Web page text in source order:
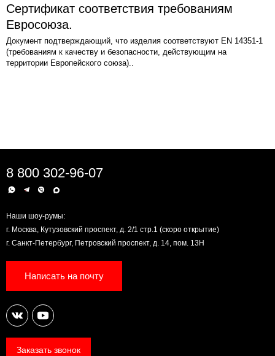
Сертификат соответствия требованиям
Евросоюза.
Документ подтверждающий, что изделия соответствуют EN 14351-1
(требованиям к качеству и безопасности, действующим на
территории Европейского союза)..
8 800 302-96-07
Наши шоу-румы:
г. Москва, Кутузовский проспект, д. 2/1 стр.1 (скоро открытие)
г. Санкт-Петербург, Петровский проспект, д. 14, пом. 13Н
Написать на почту
Заказать звонок